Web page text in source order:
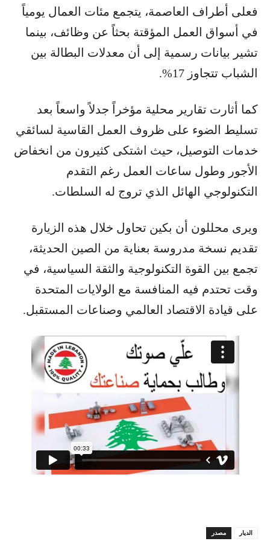
فعلى أطراف العاصمة، يتجمع مئات العمال يومياً
في أسواق العمل المؤقتة بحثاً عن وظائف، بينما
تشير بيانات رسمية إلى أن معدلات البطالة بين
الشباب تتجاوز 17%.
كما أثارت تقارير محلية مؤخراً جدلاً واسعاً بعد
تسليط الضوء على ظروف العمل القاسية لسائقي
خدمات التوصيل، حيث اشتكى كثيرون من انخفاض
الأجور وطول ساعات العمل رغم التقدم
التكنولوجي الهائل الذي تروج له السلطات.
ويرى محللون أن بكين تحاول خلال هذه الزيارة
تقديم نسخة مدروسة بعناية من الصين الحديثة،
تجمع بين القوة التكنولوجية والثقة السياسية، في
وقت تحتدم فيه المنافسة مع الولايات المتحدة
على قيادة الاقتصاد العالمي وصناعات المستقبل.
مصدر الديار